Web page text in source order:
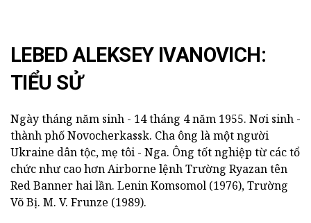
LEBED ALEKSEY IVANOVICH:
TIỂU SỬ
Ngày tháng năm sinh - 14 tháng 4 năm 1955. Nơi sinh -
thành phố Novocherkassk. Cha ông là một người
Ukraine dân tộc, mẹ tôi - Nga. Ông tốt nghiệp từ các tổ
chức như cao hơn Airborne lệnh Trường Ryazan tên
Red Banner hai lần. Lenin Komsomol (1976), Trường
Võ Bị. M. V. Frunze (1989).